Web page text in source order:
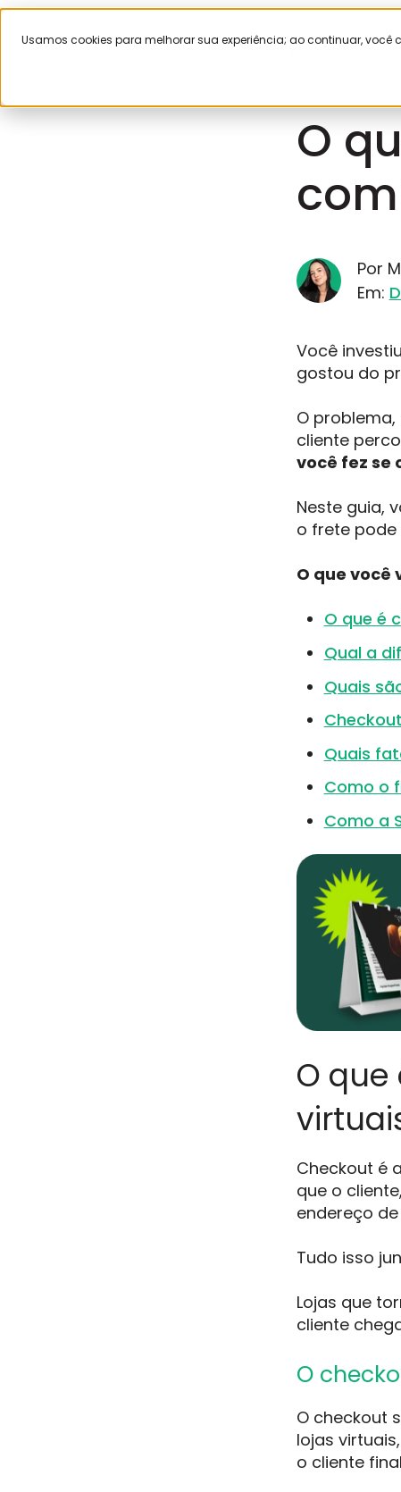
Usamos cookies para melhorar sua experiência; ao continuar,
O
Por
Em:
Você
gostou do
O
cliente
você fez se
Neste guia,
o frete
O que você
O que é
Qual a
Quais
Quais
Como o
Como a
O
Checkout é a
que o
endereço
Tudo isso
Lojas que
cliente
O
O checkout
lojas virtuais,
o cliente